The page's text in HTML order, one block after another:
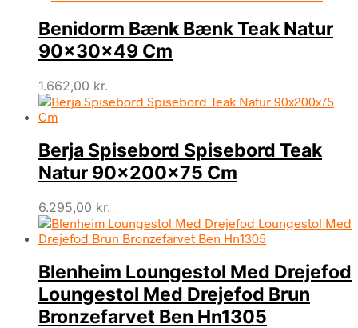
Benidorm Bænk Bænk Teak Natur
90x30x49 Cm
1.662,00 kr.
Berja Spisebord Spisebord Teak
Natur 90x200x75 Cm
6.295,00 kr.
Blenheim Loungestol Med Drejefod
Loungestol Med Drejefod Brun
Bronzefarvet Ben Hn1305